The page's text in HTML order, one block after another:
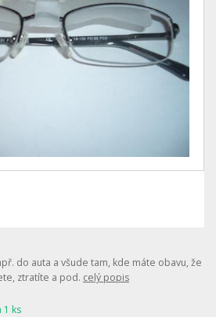
do auta a všude tam, kde máte obavu, že
ztratíte a pod. celý popis
1 ks